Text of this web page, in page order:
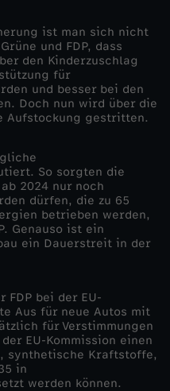
ist man sich nicht
und FDP, dass
den Kinderzuschlag
für
und besser bei den
Doch nun wird über die
Aufstockung gestritten.
So sorgten die
2024 nur noch
dürfen, die zu 65
betrieben werden,
Genauso ist ein
ein Dauerstreit in der
FDP bei der EU-
Aus für neue Autos mit
für Verstimmungen
EU-Kommission einen
synthetische Kraftstoffe,
in
werden können.